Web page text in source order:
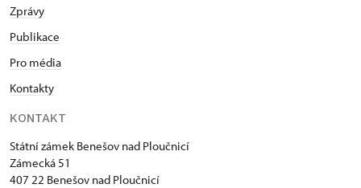
Zprávy
Publikace
Pro média
Kontakty
KONTAKT
Státní zámek Benešov nad Ploučnicí
Zámecká 51
407 22 Benešov nad Ploučnicí